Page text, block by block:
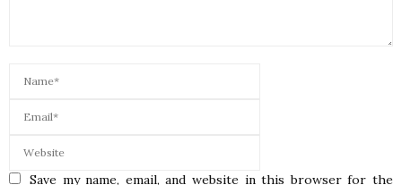
Save my name, email, and website in this browser for the